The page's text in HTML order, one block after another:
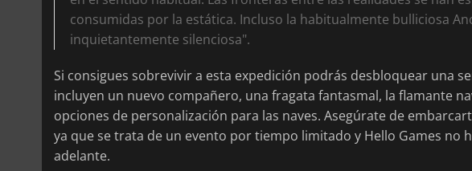
consumidas por la estática. Incluso la habitualmente bulliciosa
inquietantemente silenciosa".
Si consigues sobrevivir a esta expedición podrás desbloquear una
incluyen un nuevo compañero, una fragata fantasmal, la flamante
opciones de personalización para las naves. Asegúrate de
ya que se trata de un evento por tiempo limitado y Hello Games no
adelante.